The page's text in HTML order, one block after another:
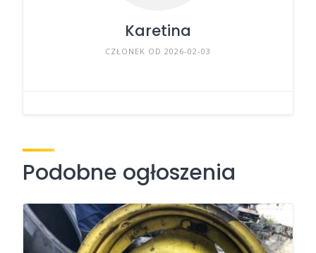
Karetina
CZŁONEK OD 2026-02-03
Podobne ogłoszenia